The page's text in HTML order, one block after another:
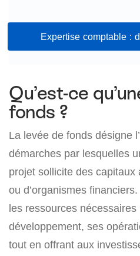
Expertise comptable :
Qu’est-ce
fonds ?
La levée de fonds désigne
démarches par lesquelles
projet sollicite des capitaux
ou d’organismes financiers.
les ressources
développement, ses
tout en offrant aux